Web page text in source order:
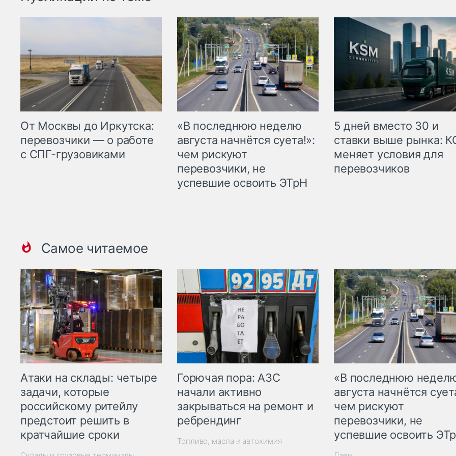
От Москвы до Иркутска:
перевозчики — о работе
с СПГ-грузовиками
«В последнюю неделю
августа начнётся суета!»:
чем рискуют
перевозчики, не
успевшие освоить ЭТрН
5 дней вместо 30 и
ставки выше рынка:
меняет условия для
перевозчиков
Самое читаемое
Атаки на склады: четыре
задачи, которые
российскому ритейлу
предстоит решить в
кратчайшие сроки
Горючая пора: АЗС
начали активно
закрываться на ремонт и
ребрендинг
Топливо, масла и автохимия
«В последнюю
августа начнётся
чем рискуют
перевозчики, не
успевшие освоить